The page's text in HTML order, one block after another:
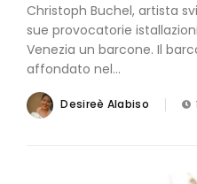
Christoph Buchel, artista
sue provocatorie
Venezia un barcone. Il
affondato nel...
Desireè Alabiso